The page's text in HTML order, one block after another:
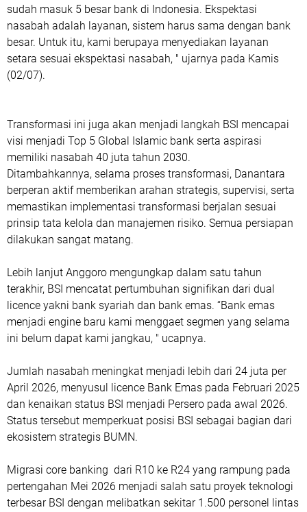
sudah masuk 5 besar bank di Indonesia. Ekspektasi
nasabah adalah layanan, sistem harus sama dengan bank
besar. Untuk itu, kami berupaya menyediakan layanan
setara sesuai ekspektasi nasabah, " ujarnya pada Kamis
(02/07).
Transformasi ini juga akan menjadi langkah BSI mencapai
visi menjadi Top 5 Global Islamic bank serta aspirasi
memiliki nasabah 40 juta tahun 2030.
Ditambahkannya, selama proses transformasi, Danantara
berperan aktif memberikan arahan strategis, supervisi, serta
memastikan implementasi transformasi berjalan sesuai
prinsip tata kelola dan manajemen risiko. Semua persiapan
dilakukan sangat matang.
Lebih lanjut Anggoro mengungkap dalam satu tahun
terakhir, BSI mencatat pertumbuhan signifikan dari dual
licence yakni bank syariah dan bank emas. “Bank emas
menjadi engine baru kami menggaet segmen yang selama
ini belum dapat kami jangkau, " ucapnya.
Jumlah nasabah meningkat menjadi lebih dari 24 juta per
April 2026, menyusul licence Bank Emas pada Februari 2025
dan kenaikan status BSI menjadi Persero pada awal 2026.
Status tersebut memperkuat posisi BSI sebagai bagian dari
ekosistem strategis BUMN.
Migrasi core banking dari R10 ke R24 yang rampung pada
pertengahan Mei 2026 menjadi salah satu proyek teknologi
terbesar BSI dengan melibatkan sekitar 1.500 personel lintas